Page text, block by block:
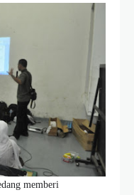
memberi